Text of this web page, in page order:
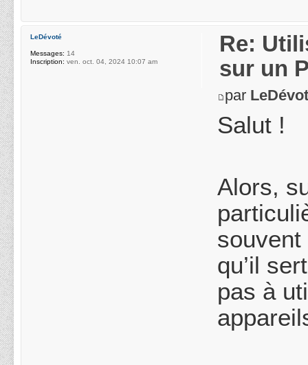
Re:
sur un
par
Salut !
Alors,
qu’il
pas à
LeDévoté
Messages: 14
Inscription: ven. oct. 04, 2024 10:07 am